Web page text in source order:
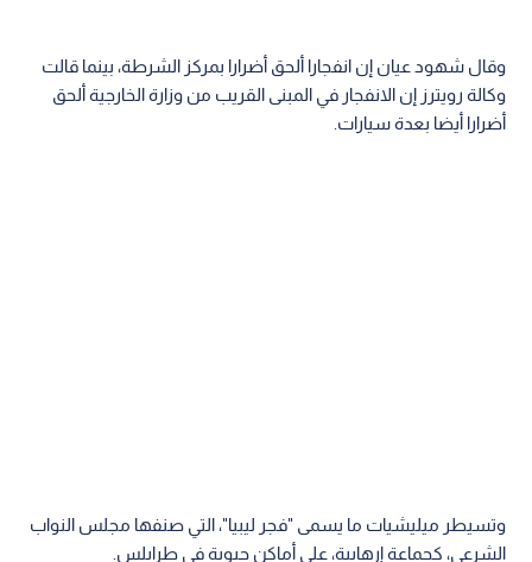
وقال شهود عيان إن انفجارا ألحق أضرارا بمركز الشرطة، بينما قالت
وكالة رويترز إن الانفجار في المبنى القريب من وزارة الخارجية ألحق
أضرارا أيضا بعدة سيارات.
وتسيطر ميليشيات ما يسمى "فجر ليبيا"، التي صنفها مجلس النواب
الشرعي، كجماعة إرهابية، على أماكن حيوية في طرابلس.